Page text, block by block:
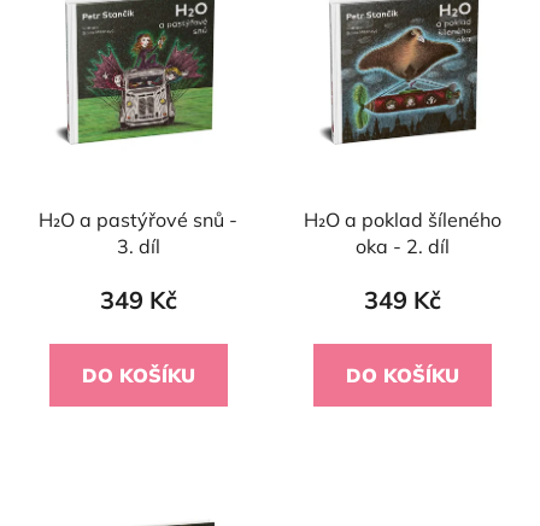
H₂O a pastýřové snů -
3. díl
349 Kč
DO KOŠÍKU
H₂O a poklad šíleného
oka - 2. díl
349 Kč
DO KOŠÍKU